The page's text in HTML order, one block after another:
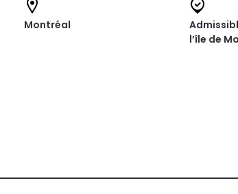
Montréal
l’île de